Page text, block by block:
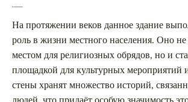
Роль в жизни общины
На протяжении веков данное здание
роль в жизни местного населения. Оно
местом для религиозных обрядов, но и
площадкой для культурных мероприятий
стены хранят множество историй,